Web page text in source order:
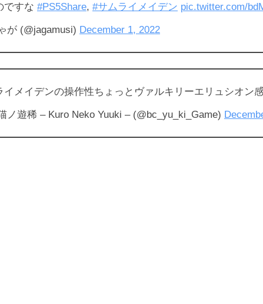
ですな #PS5Share, #サムライメイデン pic.twitter.com/
が (@jagamusi) December 1, 2022
イメイデンの操作性ちょっとヴァルキリーエリュシオン
ノ遊稀 – Kuro Neko Yuuki – (@bc_yu_ki_Game)